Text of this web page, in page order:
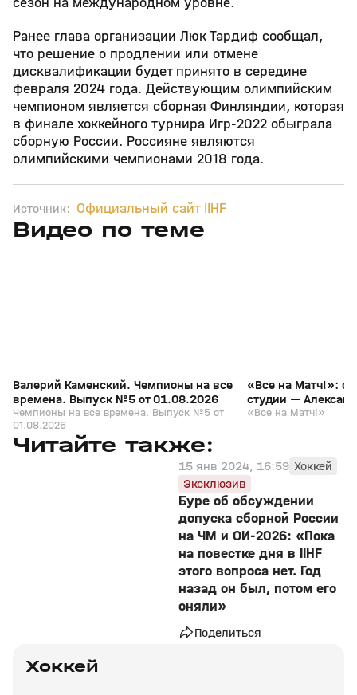
Ранее глава организации Люк Тардиф сообщал,
что решение о продлении или отмене
дисквалификации будет принято в середине
февраля 2024 года. Действующим олимпийским
чемпионом является сборная Финляндии, которая
в финале хоккейного турнира Игр‑2022 обыграла
сборную России. Россияне являются
олимпийскими чемпионами 2018 года.
Источник: Официальный сайт IIHF
Видео по теме
01 авг, 10:11
Валерий Каменский. Чемпионы на все
времена. Выпуск №5 от 01.08.2026
Чемпионы на все времена. Выпуск №5 от
01.08.2026
«Все на Матч!»:
студии —
«Все на Матч!»
Читайте также:
15 янв 2024, 16:59 Хоккей
Эксклюзив
Буре об обсуждении
допуска сборной России
на ЧМ и ОИ‑2026: «Пока
на повестке дня в IIHF
этого вопроса нет. Год
назад он был, потом его
сняли»
Поделиться
Хоккей